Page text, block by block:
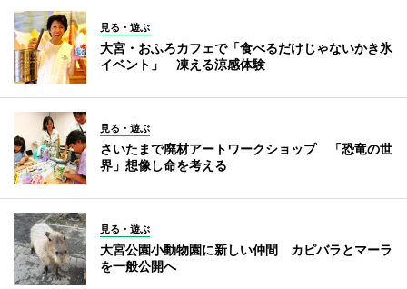
見る・遊ぶ
大宮・おふろカフェで「食べるだけじゃないかき氷
イベント」 凍える涼感体験
見る・遊ぶ
さいたまで廃材アートワークショップ 「恐竜の世
界」想像し命を考える
見る・遊ぶ
大宮公園小動物園に新しい仲間 カピバラとマーラ
を一般公開へ